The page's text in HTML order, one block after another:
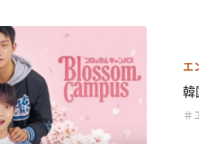
エ
韓
＃